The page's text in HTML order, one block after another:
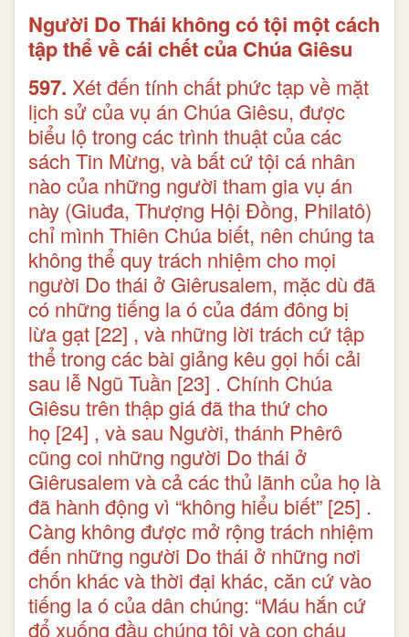
Người Do Thái không có tội một cách
tập thể về cái chết của Chúa Giêsu
597. Xét đến tính chất phức tạp về mặt
lịch sử của vụ án Chúa Giêsu, được
biểu lộ trong các trình thuật của các
sách Tin Mừng, và bất cứ tội cá nhân
nào của những người tham gia vụ án
này (Giuđa, Thượng Hội Đồng, Philatô)
chỉ mình Thiên Chúa biết, nên chúng ta
không thể quy trách nhiệm cho mọi
người Do thái ở Giêrusalem, mặc dù đã
có những tiếng la ó của đám đông bị
lừa gạt [22] , và những lời trách cứ tập
thể trong các bài giảng kêu gọi hối cải
sau lễ Ngũ Tuần [23] . Chính Chúa
Giêsu trên thập giá đã tha thứ cho
họ [24] , và sau Người, thánh Phêrô
cũng coi những người Do thái ở
Giêrusalem và cả các thủ lãnh của họ là
đã hành động vì “không hiểu biết” [25] .
Càng không được mở rộng trách nhiệm
đến những người Do thái ở những nơi
chốn khác và thời đại khác, căn cứ vào
tiếng la ó của dân chúng: “Máu hắn cứ
đổ xuống đầu chúng tôi và con cháu